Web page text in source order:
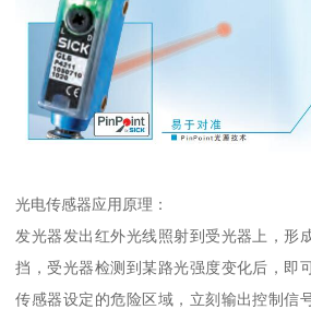
光电传感器应用原理：
发光器发出红外光线照射到受光器上，形
挡，受光器检测到某路光强度变化后，即
传感器设定的危险区域，立刻输出控制信